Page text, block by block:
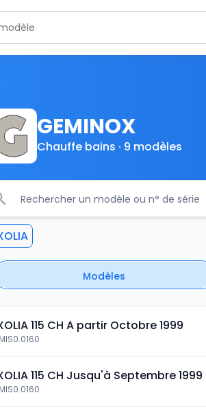
GEMINOX
Chauffe bains · 9 modèles
Modèles
115 CH A partir Octobre 1999
115 CH Jusqu'à Septembre 1999